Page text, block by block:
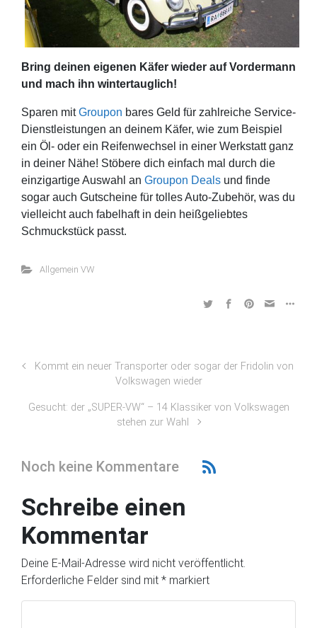
Bring deinen eigenen Käfer wieder auf Vordermann
und mach ihn wintertauglich!
Sparen mitGroupon bares Geld für zahlreiche Service-
Dienstleistungen an deinem Käfer, wie zum Beispiel
ein Öl- oder ein Reifenwechsel in einer Werkstatt ganz
in deiner Nähe! Stöbere dich einfach mal durch die
einzigartige Auswahl an Groupon Deals und finde
sogar auch Gutscheine für tolles Auto-Zubehör, was du
vielleicht auch fabelhaft in dein heißgeliebtes
Schmuckstück passt.
Allgemein VW
Kommt ein neuer Transporter oder sogar der Fridolin von
Volkswagen wieder
Gesucht: der „SUPER-VW“ – 14 Klassiker von Volkswagen
stehen zur Wahl
Noch keine Kommentare
Schreibe einen
Kommentar
Deine E-Mail-Adresse wird nicht veröffentlicht.
Erforderliche Felder sind mit * markiert